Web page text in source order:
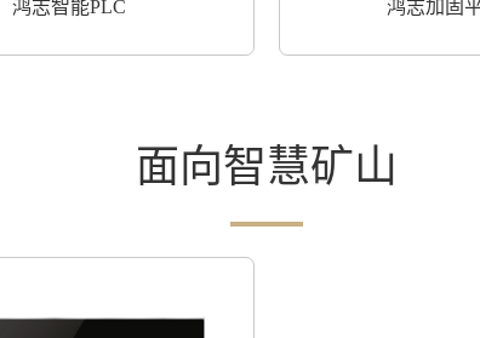
鸿志智能PLC 鸿志加固
面向智慧矿山